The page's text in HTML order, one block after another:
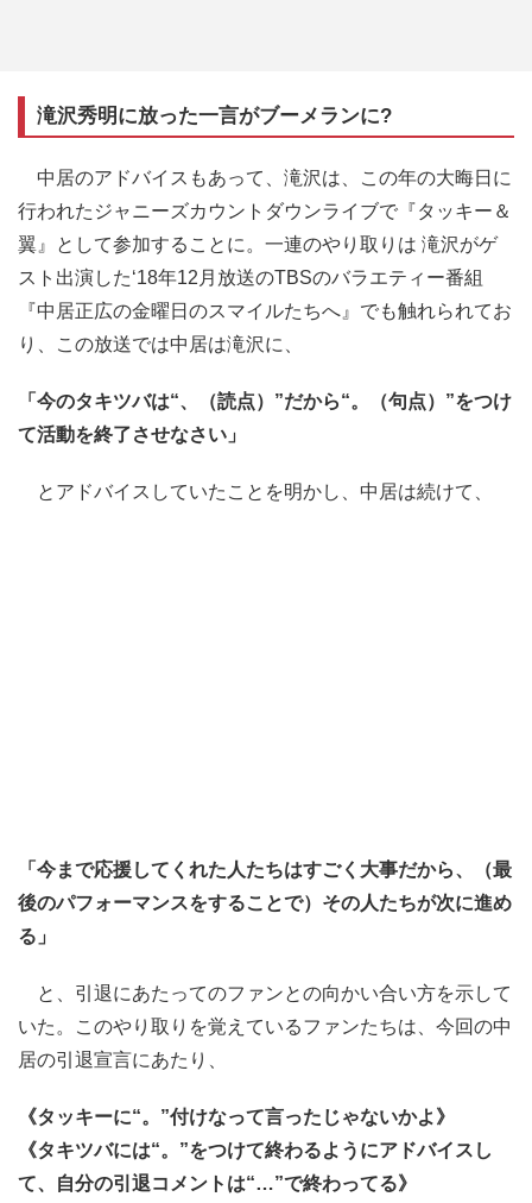
滝沢秀明に放った一言がブーメランに?
中居のアドバイスもあって、滝沢は、この年の大晦日に
行われたジャニーズカウントダウンライブで『タッキー＆
翼』として参加することに。一連のやり取りは 滝沢がゲ
スト出演した‘18年12月放送のTBSのバラエティー番組
『中居正広の金曜日のスマイルたちへ』でも触れられてお
り、この放送では中居は滝沢に、
「今のタキツバは“、（読点）”だから“。（句点）”をつけ
て活動を終了させなさい」
とアドバイスしていたことを明かし、中居は続けて、
「今まで応援してくれた人たちはすごく大事だから、（最
後のパフォーマンスをすることで）その人たちが次に進め
る」
と、引退にあたってのファンとの向かい合い方を示して
いた。このやり取りを覚えているファンたちは、今回の中
居の引退宣言にあたり、
《タッキーに“。”付けなって言ったじゃないかよ》
《タキツバには“。”をつけて終わるようにアドバイスし
て、自分の引退コメントは“…”で終わってる》